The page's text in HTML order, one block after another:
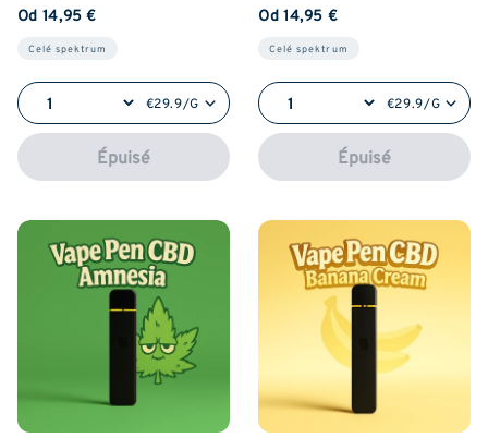
Od 14,95 €
Celé spektrum
€29.9/G
Épuisé
Od 14,95 €
Celé spektrum
€29.9/G
Épuisé